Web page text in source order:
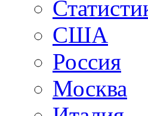
США
Россия
Москва